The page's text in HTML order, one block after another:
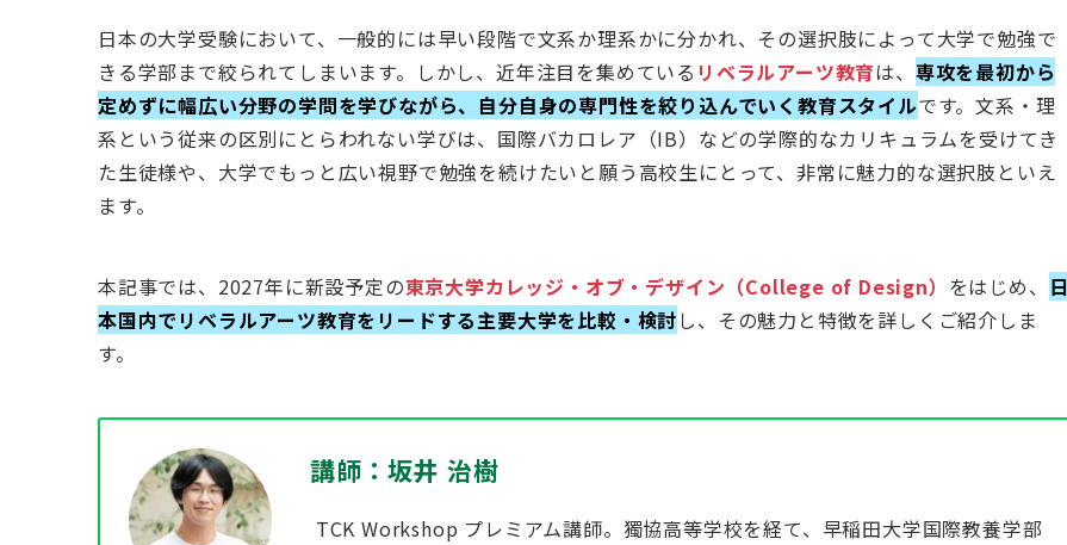
日本の大学受験において、一般的には早い段階で文系か理系かに分かれ、その選択肢によって大学で勉強で
きる学部まで絞られてしまいます。しかし、近年注目を集めている リベラルアーツ教育は、 専攻を最初から
定めずに幅広い分野の学問を学びながら、自分自身の専門性を絞り込んでいく教育スタイルです。文系・理
系という従来の区別にとらわれない学びは、国際バカロレア（IB）などの学際的なカリキュラムを受けてき
た生徒様や、大学でもっと広い視野で勉強を続けたいと願う高校生にとって、非常に魅力的な選択肢といえ
ます。
本記事では、2027年に新設予定の東京大学カレッジ・オブ・デザイン（College of Design） をはじめ、 日
本国内でリベラルアーツ教育をリードする主要大学を比較・検討し、その魅力と特徴を詳しくご紹介しま
す。
講師：坂井 治樹
TCK Workshop プレミアム講師。獨協高等学校を経て、早稲田大学国際教養学部